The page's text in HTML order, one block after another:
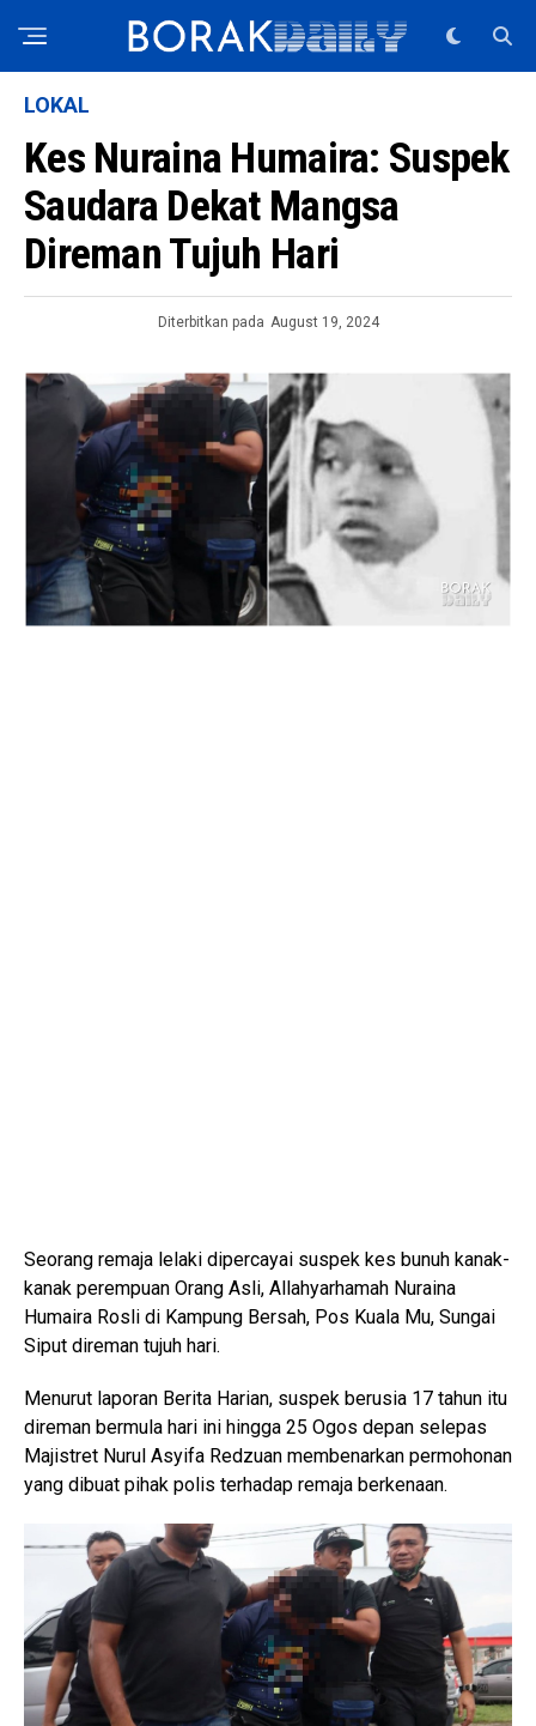
LOKAL
Kes Nuraina Humaira: Suspek
Saudara Dekat Mangsa
Direman Tujuh Hari
Diterbitkan pada August 19, 2024
Seorang remaja lelaki dipercayai suspek kes bunuh kanak-
kanak perempuan Orang Asli, Allahyarhamah Nuraina
Humaira Rosli di Kampung Bersah, Pos Kuala Mu, Sungai
Siput direman tujuh hari.
Menurut laporan Berita Harian, suspek berusia 17 tahun itu
direman bermula hari ini hingga 25 Ogos depan selepas
Majistret Nurul Asyifa Redzuan membenarkan permohonan
yang dibuat pihak polis terhadap remaja berkenaan.